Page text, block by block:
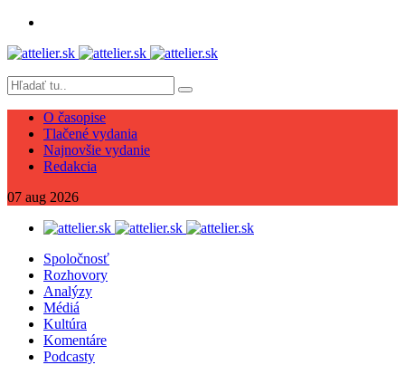
O časopise
Tlačené vydania
Najnovšie vydanie
Redakcia
07 aug 2026
Spoločnosť
Rozhovory
Analýzy
Médiá
Kultúra
Komentáre
Podcasty